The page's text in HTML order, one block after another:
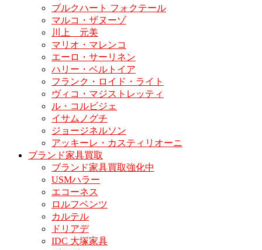
ブルクハート フォクテール
マルコ・ザヌーゾ
川上 元美
マリオ・マレンコ
エーロ・サーリネン
ハリー・ベルトイア
フランク・ロイド・ライト
ヴィコ・マジストレッティ
ル・コルビジェ
イサムノグチ
ジョージネルソン
アッキーレ・カスティリオーニ
ブランド家具買取
ブランド家具買取強化中
USMハラー
エコーネス
ロルフベンツ
カルテル
ドリアデ
IDC 大塚家具